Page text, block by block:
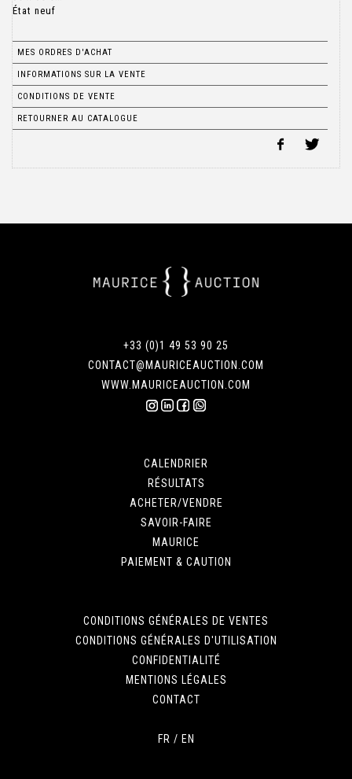
État neuf
MES ORDRES D'ACHAT
INFORMATIONS SUR LA VENTE
CONDITIONS DE VENTE
RETOURNER AU CATALOGUE
+33 (0)1 49 53 90 25
CONTACT@MAURICEAUCTION.COM
WWW.MAURICEAUCTION.COM
CALENDRIER
RÉSULTATS
ACHETER/VENDRE
SAVOIR-FAIRE
MAURICE
PAIEMENT & CAUTION
CONDITIONS GÉNÉRALES DE VENTES
CONDITIONS GÉNÉRALES D'UTILISATION
CONFIDENTIALITÉ
MENTIONS LÉGALES
CONTACT
FR / EN